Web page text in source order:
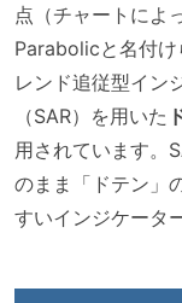
点（チャートによ
Parabolicと名付け
レンド追従型イン
（SAR）を用いた
用されています。
のまま「ドテン」
すいインジケータ